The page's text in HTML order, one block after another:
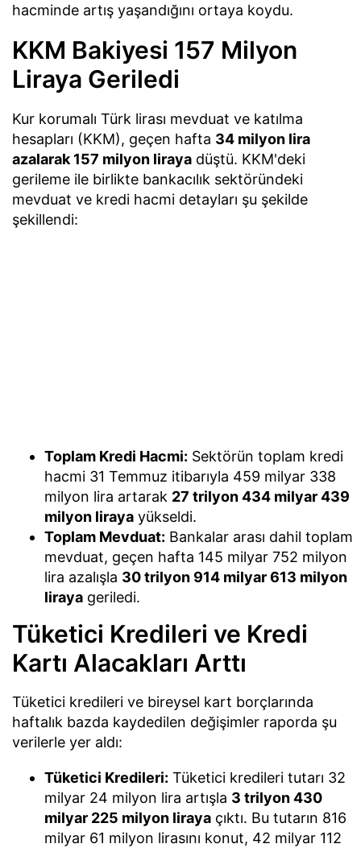
hacminde artış yaşandığını ortaya koydu.
KKM Bakiyesi 157 Milyon
Liraya Geriledi
Kur korumalı Türk lirası mevduat ve katılma
hesapları (KKM), geçen hafta 34 milyon lira
azalarak 157 milyon liraya düştü. KKM'deki
gerileme ile birlikte bankacılık sektöründeki
mevduat ve kredi hacmi detayları şu şekilde
şekillendi:
Toplam Kredi Hacmi: Sektörün toplam kredi
hacmi 31 Temmuz itibarıyla 459 milyar 338
milyon lira artarak 27 trilyon 434 milyar 439
milyon liraya yükseldi.
Toplam Mevduat: Bankalar arası dahil toplam
mevduat, geçen hafta 145 milyar 752 milyon
lira azalışla 30 trilyon 914 milyar 613 milyon
liraya geriledi.
Tüketici Kredileri ve Kredi
Kartı Alacakları Arttı
Tüketici kredileri ve bireysel kart borçlarında
haftalık bazda kaydedilen değişimler raporda şu
verilerle yer aldı:
Tüketici Kredileri: Tüketici kredileri tutarı 32
milyar 24 milyon lira artışla 3 trilyon 430
milyar 225 milyon liraya çıktı. Bu tutarın 816
milyar 61 milyon lirasını konut, 42 milyar 112